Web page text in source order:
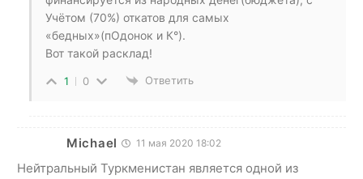
Учётом (70%) откатов для самых
«бедных»(пОдонок и К°).
Вот такой расклад!
1 0 Ответить
Michael 11 мая 2020 18:02
Нейтральный Туркменистан является одной из